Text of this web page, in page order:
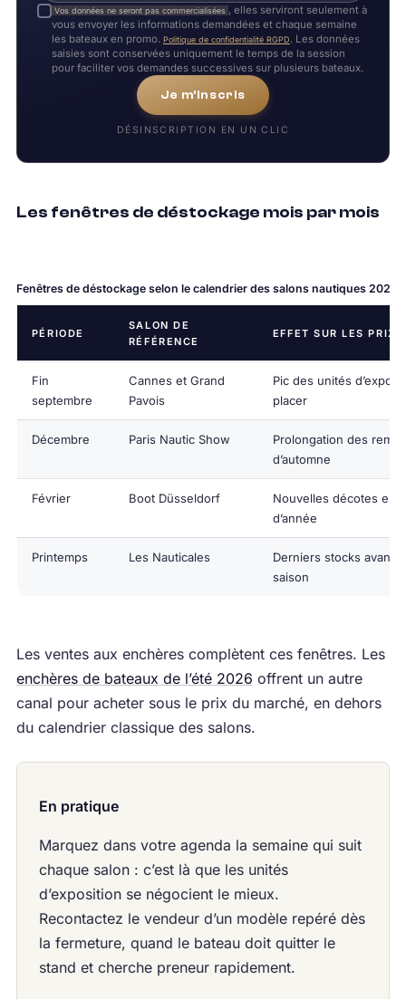
Vos données ne seront pas commercialisées , elles serviront seulement à
vous envoyer les informations demandées et chaque semaine
les bateaux en promo. Politique de confidentialité RGPD. Les données
saisies sont conservées uniquement le temps de la session
pour faciliter vos demandes successives sur plusieurs bateaux.
Je m'inscris
DÉSINSCRIPTION EN UN CLIC
Les fenêtres de déstockage mois par mois
Fenêtres de déstockage selon le calendrier des salons nautiques 2026
PÉRIODE
SALON DE
RÉFÉRENCE
EFFET SUR LES PRIX
Fin
septembre
Cannes et Grand
Pavois
Pic des unités
placer
Décembre Paris Nautic Show
Prolongation des
d’automne
Février Boot Düsseldorf
Nouvelles décotes en
d’année
Printemps Les Nauticales
Derniers stocks avant
saison
Les ventes aux enchères complètent ces fenêtres. Les
enchères de bateaux de l’été 2026 offrent un autre
canal pour acheter sous le prix du marché, en dehors
du calendrier classique des salons.
En pratique
Marquez dans votre agenda la semaine qui suit
chaque salon : c’est là que les unités
d’exposition se négocient le mieux.
Recontactez le vendeur d’un modèle repéré dès
la fermeture, quand le bateau doit quitter le
stand et cherche preneur rapidement.